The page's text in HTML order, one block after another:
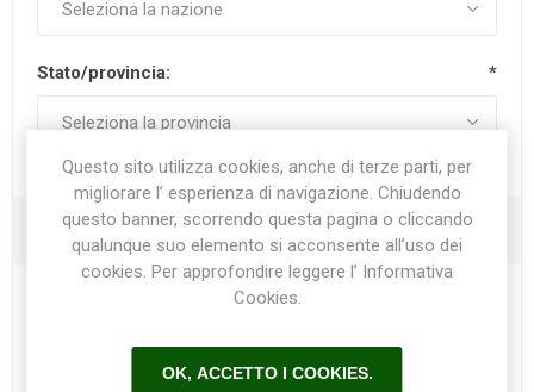
Stato/provincia: *
Recapiti
Questo sito utilizza cookies, anche di terze parti, per
migliorare l’ esperienza di navigazione. Chiudendo
questo banner, scorrendo questa pagina o cliccando
qualunque suo elemento si acconsente all’uso dei
cookies. Per approfondire leggere l’ Informativa
Cookies.
OK, ACCETTO I COOKIES.